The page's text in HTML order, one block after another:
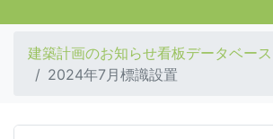
建築計画のお知らせ看板データベース
2024年7月標識設置